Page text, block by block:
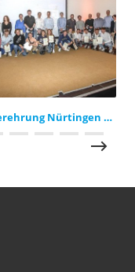
Sportlerehrung Nürtingen 2023